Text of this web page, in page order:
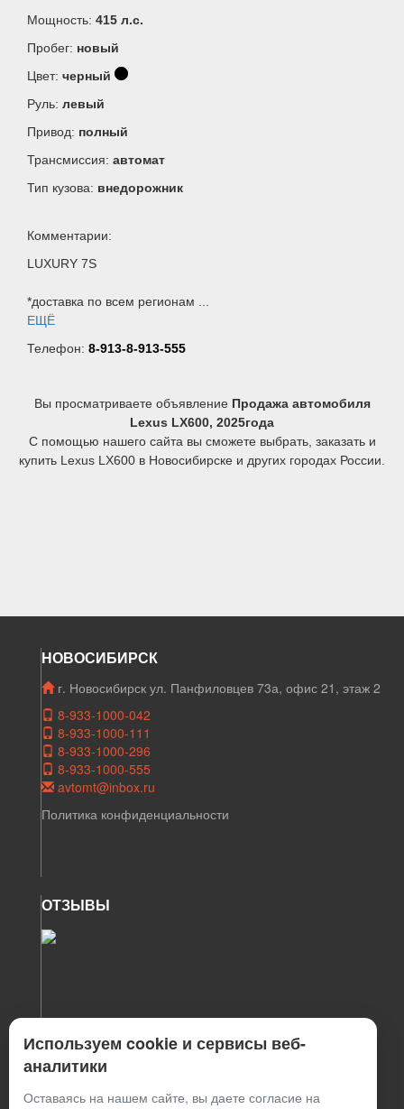
Мощность: 415 л.c.
Пробег: новый
Цвет: черный
Руль: левый
Привод: полный
Трансмиссия: автомат
Тип кузова: внедорожник
Комментарии:
LUXURY 7S
*доставка по всем регионам ...
ЕЩЁ
Телефон: 8-913-8-913-555
Вы просматриваете объявление Продажа автомобиля
Lexus LX600, 2025года
С помощью нашего сайта вы сможете выбрать, заказать и
купить Lexus LX600 в Новосибирске и других городах России.
Используем cookie и сервисы веб-
аналитики
Оставаясь на нашем сайте, вы даете согласие на
НОВОСИБИРСК
г. Новосибирск ул. Панфиловцев 73а, офис 21, этаж 2
8-933-1000-042
8-933-1000-111
8-933-1000-296
8-933-1000-555
avtomt@inbox.ru
Политика конфиденциальности
ОТЗЫВЫ